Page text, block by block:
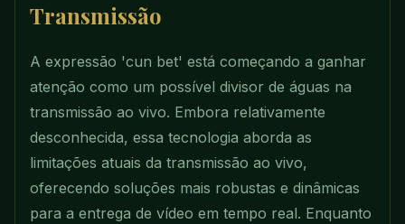
Transmissão
A expressão 'cun bet' está começando a ganhar
atenção como um possível divisor de águas na
transmissão ao vivo. Embora relativamente
desconhecida, essa tecnologia aborda as
limitações atuais da transmissão ao vivo,
oferecendo soluções mais robustas e dinâmicas
para a entrega de vídeo em tempo real. Enquanto